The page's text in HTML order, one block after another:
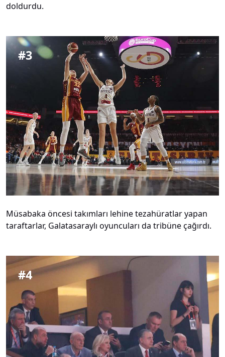
doldurdu.
#3
Müsabaka öncesi takımları lehine tezahüratlar yapan
taraftarlar, Galatasaraylı oyuncuları da tribüne çağırdı.
#4